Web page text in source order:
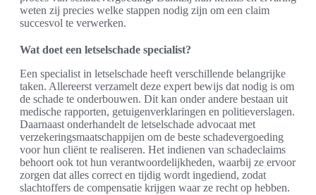
weten zij precies welke stappen nodig zijn om een claim
succesvol te verwerken.
Wat doet een letselschade specialist?
Een specialist in letselschade heeft verschillende belangrijke
taken. Allereerst verzamelt deze expert bewijs dat nodig is om
de schade te onderbouwen. Dit kan onder andere bestaan uit
medische rapporten, getuigenverklaringen en politieverslagen.
Daarnaast onderhandelt de letselschade advocaat met
verzekeringsmaatschappijen om de beste schadevergoeding
voor hun cliënt te realiseren. Het indienen van schadeclaims
behoort ook tot hun verantwoordelijkheden, waarbij ze ervoor
zorgen dat alles correct en tijdig wordt ingediend, zodat
slachtoffers de compensatie krijgen waar ze recht op hebben.